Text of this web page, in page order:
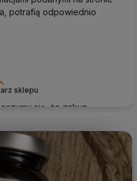
sklepu
się, że zakup
klientom. Dziękujemy
potrafią odpowiednio